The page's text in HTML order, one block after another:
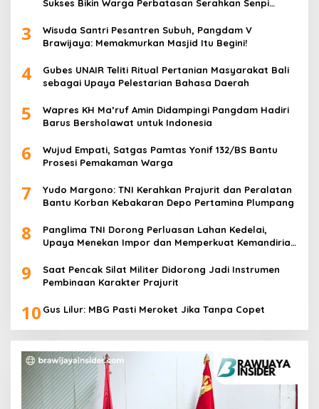
Sukses Bikin Warga Perbatasan Serahkan Senpi
3
Wisuda Santri Pesantren Subuh, Pangdam V
Brawijaya: Memakmurkan Masjid Itu Begini!
4
Gubes UNAIR Teliti Ritual Pertanian Masyarakat Bali
sebagai Upaya Pelestarian Bahasa Daerah
5
Wapres KH Ma’ruf Amin Didampingi Pangdam Hadiri
Barus Bersholawat untuk Indonesia
6
Wujud Empati, Satgas Pamtas Yonif 132/BS Bantu
Prosesi Pemakaman Warga
7
Yudo Margono: TNI Kerahkan Prajurit dan Peralatan
Bantu Korban Kebakaran Depo Pertamina Plumpang
8
Panglima TNI Dorong Perluasan Lahan Kedelai,
Upaya Menekan Impor dan Memperkuat Kemandirian
9
Saat Pencak Silat Militer Didorong Jadi Instrumen
Pembinaan Karakter Prajurit
10 Gus Lilur: MBG Pasti Meroket Jika Tanpa Copet